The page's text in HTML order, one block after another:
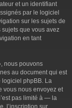
et un identifiant
par le logiciel
sur les sujets de
sujets que vous avez
en tant
nous pouvons
au document qui est
logiciel phpBB. La
vous nous envoyez et
pas limité à — la